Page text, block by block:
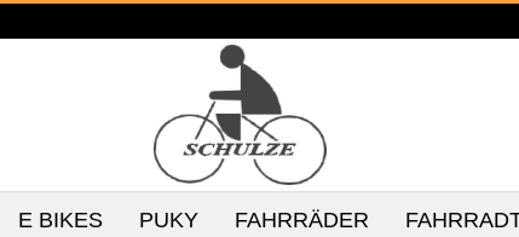
E BIKES PUKY FAHRRÄDER